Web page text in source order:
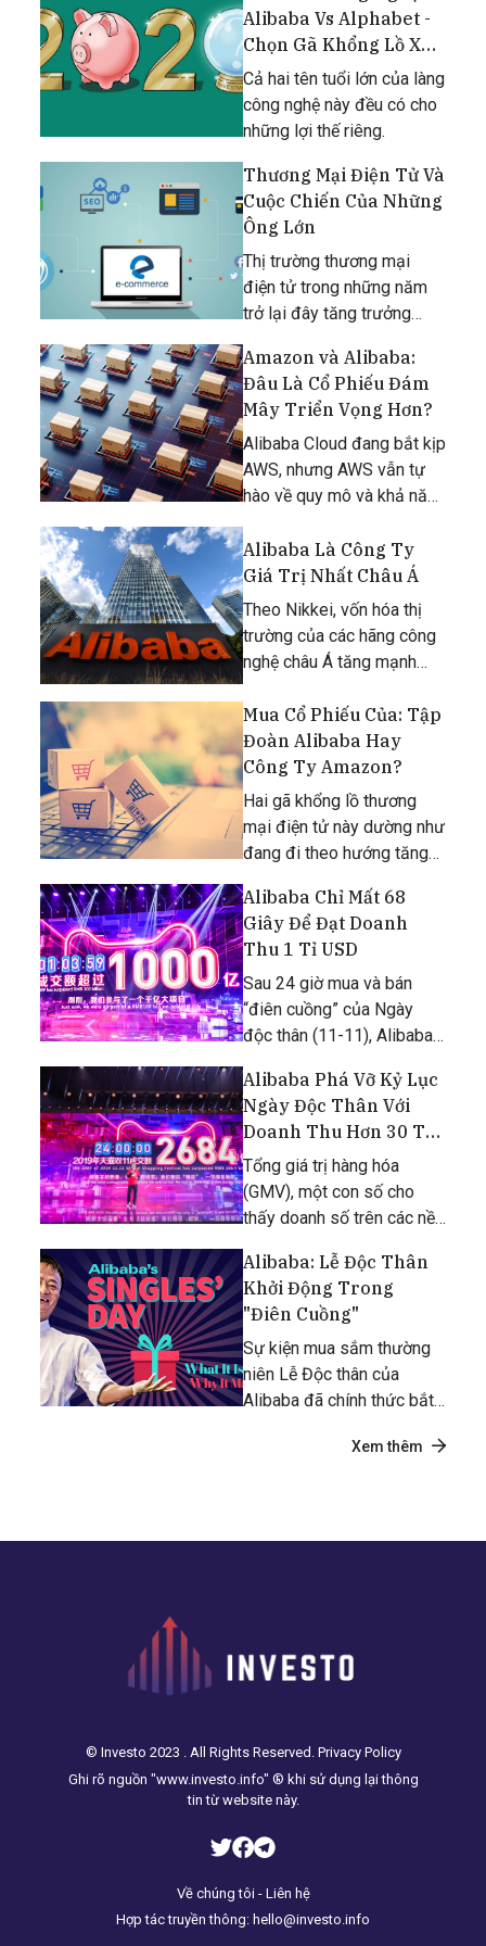
này khi các nhà đầu tư tìm
cách hiểu loại virus này
ảnh hưởng đến chi tiêu
thương mạ
Alibaba Vs Alphabet -
Chọn Gã Khổng Lồ Xứ
Cờ Hoa Hay Đại Gia
Trung Quốc
Cả hai tên tuổi lớn của làng
công nghệ này đều có cho
những lợi thế riêng.
Thương Mại Điện Tử Và
Cuộc Chiến Của Những
Ông Lớn
Thị trường thương mại
điện tử trong những năm
trở lại đây tăng trưởng
Amazon và Alibaba:
Đâu Là Cổ Phiếu Đám
Mây Triển Vọng Hơn?
Alibaba Cloud đang bắt kịp
AWS, nhưng AWS vẫn tự
hào về quy mô và khả năng
Alibaba Là Công Ty
Giá Trị Nhất Châu Á
Theo Nikkei, vốn hóa thị
trường của các hãng công
nghệ châu Á tăng mạnh
Alibaba vươn lên trở thành
công ty giá trị nhất châu Á
với vốn hóa 570 tỷ USD.
Mua Cổ Phiếu Của: Tập
Đoàn Alibaba Hay
Công Ty Amazon?
Hai gã khổng lồ thương
mại điện tử này dường như
đang đi theo hướng tăng
Alibaba Chỉ Mất 68
Giây Để Đạt Doanh
Thu 1 Tỉ USD
Sau 24 giờ mua và bán
“điên cuồng” của Ngày
độc thân (11-11), Alibaba
lục về doanh thu là 38,4 tỉ
USD trong đó 68 giây đầu
tiên đạt 1 tỉ USD.
Alibaba Phá Vỡ Kỷ Lục
Ngày Độc Thân Với
Doanh Thu Hơn 30 Tỷ
USD
Tổng giá trị hàng hóa
(GMV), một con số cho
thấy doanh số trên các nền
của Alibaba, đã vượt qua
kỷ lục 213,5 tỷ nhân dân tệ
năm ngoái (gần 30,5 tỉ
USD) vào chiều thứ Hai
11/11.
Alibaba: Lễ Độc Thân
Khởi Động Trong
"Điên Cuồng"
Sự kiện mua sắm thường
niên Lễ Độc thân của
Alibaba đã chính thức bắt
hàng trong chưa đầy 90
Xem thêm
© Investo 2023 . All Rights Reserved. Privacy Policy
Ghi rõ nguồn "www.investo.info" ® khi sử dụng lại thông
tin từ website này.
Về chúng tôi - Liên hệ
Hợp tác truyền thông: hello@investo.info